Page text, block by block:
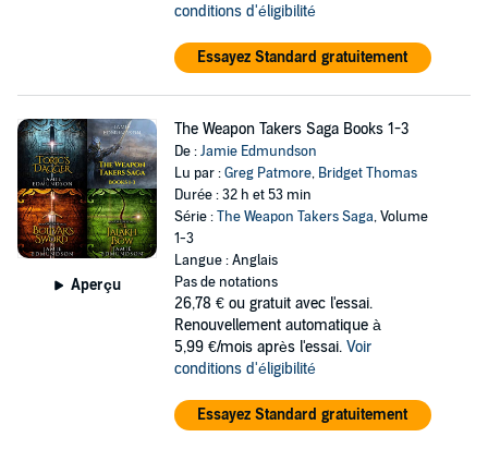
conditions d'éligibilité
Essayez Standard gratuitement
Aperçu
The Weapon Takers Saga Books 1-3
De :Jamie Edmundson
Lu par :Greg Patmore, Bridget Thomas
Durée : 32 h et 53 min
Série :The Weapon Takers Saga, Volume
1-3
Langue : Anglais
Pas de notations
26,78 € ou gratuit avec l'essai.
Renouvellement automatique à
5,99 €/mois après l'essai. Voir
conditions d'éligibilité
Essayez Standard gratuitement